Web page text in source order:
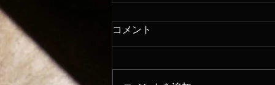
8/6
コメント